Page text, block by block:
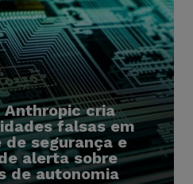
Anthropic cria
falsas em
segurança e
alerta sobre
de autonomia